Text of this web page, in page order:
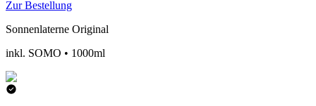
Zur Bestellung
Sonnenlaterne Original
inkl. SOMO • 1000ml